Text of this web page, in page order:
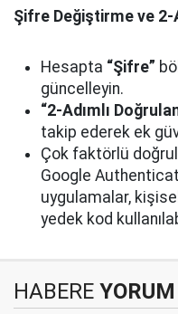
Şifre Değiştirme ve 2-
Hesapta “Şifre”
güncelleyin.
“2-Adımlı
takip ederek ek
Çok faktörlü
Google
uygulamalar,
yedek kod
HABERE